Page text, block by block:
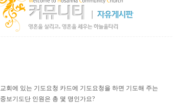
교회에 있는 기도요청 카드에 기도요청을 하면 기도해 주는
중보기도단 인원은 총 몇 명인가요?